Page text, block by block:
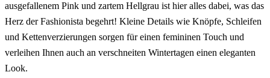
ausgefallenem Pink und zartem Hellgrau ist hier alles dabei, was das
Herz der Fashionista begehrt! Kleine Details wie Knöpfe, Schleifen
und Kettenverzierungen sorgen für einen femininen Touch und
verleihen Ihnen auch an verschneiten Wintertagen einen eleganten
Look.